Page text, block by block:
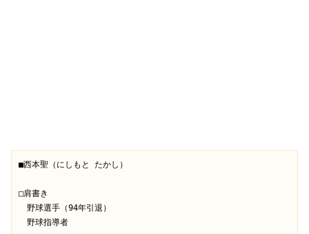
■西本聖（にしもと たかし）
□肩書き
野球選手（94年引退）
野球指導者